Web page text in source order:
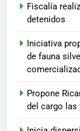
Fiscalía
detenidos
Iniciativa
de fauna
Propone
del cargo las